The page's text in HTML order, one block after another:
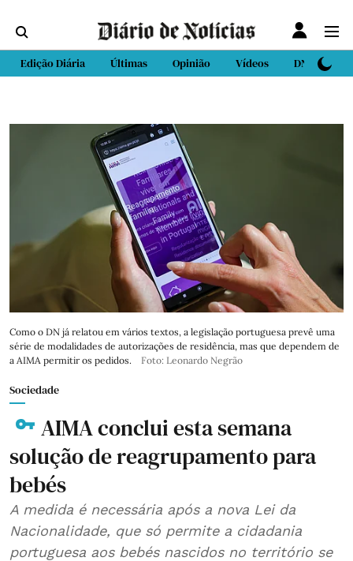
Edição Diária Últimas Opinião Vídeos DN Sport
Como o DN já relatou em vários textos, a legislação portuguesa prevê uma
série de modalidades de autorizações de residência, mas que dependem de
a AIMA permitir os pedidos.
Foto: Leonardo Negrão
Sociedade
AIMA conclui esta semana
solução de reagrupamento para
bebés
A medida é necessária após a nova Lei da
Nacionalidade, que só permite a cidadania
portuguesa aos bebés nascidos no território se